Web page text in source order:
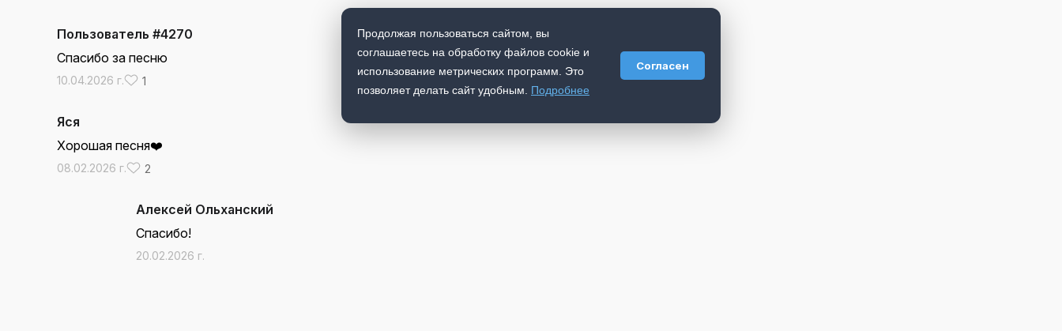
Пользователь #4270
Спасибо за песню
10.04.2026 г. 1
Яся
Хорошая песня❤️
08.02.2026 г. 2
Алексей Ольханский
Спасибо!
20.02.2026 г.
Продолжая пользоваться сайтом, вы
соглашаетесь на обработку файлов cookie и
использование метрических программ. Это
позволяет делать сайт удобным. Подробнее
Согласен